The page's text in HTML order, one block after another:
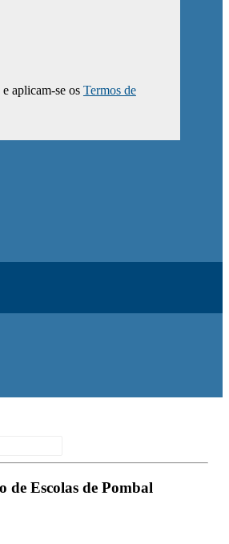
aplicam-se os Termos de
de Escolas de Pombal